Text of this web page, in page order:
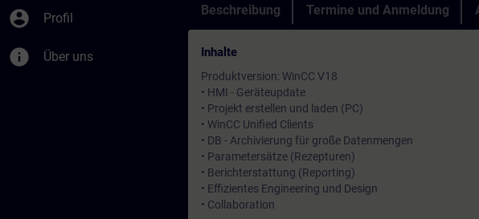
account_circle Profil
info Über uns
einen persönlichen
Systems.
Beschreibung Termine und Anmeldung
Inhalte
Produktversion: WinCC V18
• HMI - Geräteupdate
• Projekt erstellen und laden (PC)
• WinCC Unified Clients
• DB - Archivierung für große Datenmengen
• Parametersätze (Rezepturen)
• Berichterstattung (Reporting)
• Effizientes Engineering und Design
• Collaboration